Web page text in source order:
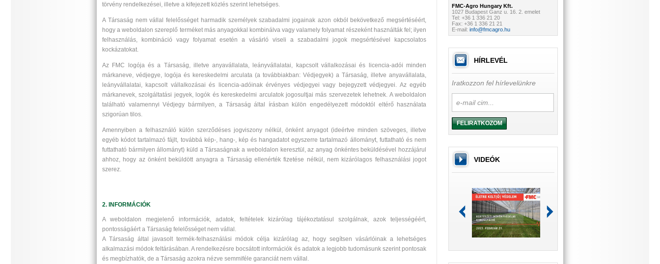
törvény rendelkezései, illetve a kifejezett közlés szerint lehetséges.
A Társaság nem vállal felelősséget harmadik személyek szabadalmi jogainak azon okból bekövetkező megsértéséért,
hogy a weboldalon szereplő terméket más anyagokkal kombinálva vagy valamely folyamat részeként használták fel; ilyen
felhasználás, kombináció vagy folyamat esetén a vásárló viseli a szabadalmi jogok megsértésével kapcsolatos
kockázatokat.
Az FMC logója és a Társaság, illetve anyavállalata, leányvállalatai, kapcsolt vállalkozásai és licencia-adói minden
márkaneve, védjegye, logója és kereskedelmi arculata (a továbbiakban: Védjegyek) a Társaság, illetve anyavállalata,
leányvállalatai, kapcsolt vállalkozásai és licencia-adóinak érvényes védjegyei vagy bejegyzett védjegyei. Az egyéb
márkanevek, szolgáltatási jegyek, logók és kereskedelmi arculatok jogosultjai más szervezetek lehetnek. A weboldalon
található valamennyi Védjegy bármilyen, a Társaság által írásban külön engedélyezett módoktól eltérő használata
szigorúan tilos.
Amennyiben a felhasználó külön szerződéses jogviszony nélkül, önként anyagot (ideértve minden szöveges, illetve
egyéb kódot tartalmazó fájlt, továbbá kép-, hang-, kép és hangadatot egyszerre tartalmazó állományt, futtatható és nem
futtatható bármilyen állományt) küld a Társaságnak a weboldalon keresztül, az anyag önkéntes beküldésével hozzájárul
ahhoz, hogy az önként beküldött anyagra a Társaság ellenérték fizetése nélkül, nem kizárólagos felhasználási jogot
szerez.
2. INFORMÁCIÓK
A weboldalon megjelenő információk, adatok, feltételek kizárólag tájékoztatásul szolgálnak, azok teljességéért,
pontosságáért a Társaság felelősséget nem vállal.
A Társaság által javasolt termék-felhasználási módok célja kizárólag az, hogy segítsen vásárlóinak a lehetséges
alkalmazási módok feltárásában. A rendelkezésre bocsátott információk és adatok a legjobb tudomásunk szerint pontosak
és megbízhatók, de a Társaság azokra nézve semmiféle garanciát nem vállal.
FMC-Agro Hungary Kft.
1027 Budapest Ganz u. 16. 2. emelet
Tel: +36 1 336 21 20
Fax: +36 1 336 21 21
E-mail: info@fmcagro.hu
HÍRLEVÉL
Iratkozzon fel hírlevelünkre
FELIRATKOZOM
VIDEÓK